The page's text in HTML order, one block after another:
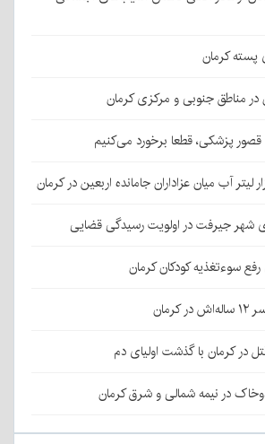
پسته کرمان
در مناطق جنوبی و مرکزی کرمان
قصور پزشکی، قطعا برخورد می‌کنیم
شهر جیرفت در اولویت رسیدگی قضایی
سوءتغذیه کودکان کرمان
در کرمان با گذشت اولیای دم
در نیمه شمالی و شرق کرمان